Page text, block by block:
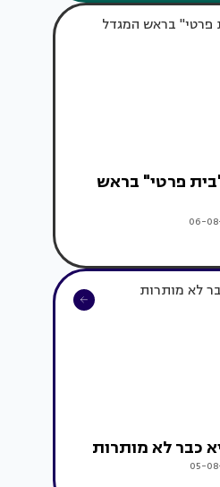
בקומה ה-18: "בית פרטי" בראש
06-
כבר לא מותרות
05-